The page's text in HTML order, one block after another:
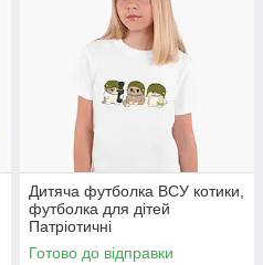
Дитяча футболка ВСУ котики,
футболка для дітей
Патріотичні
Готово до відправки